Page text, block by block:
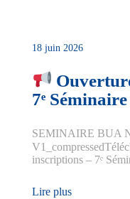
18 juin 2026
7ᵉ
SEMINAIRE BUA
inscriptions – 7ᵉ
Lire plus